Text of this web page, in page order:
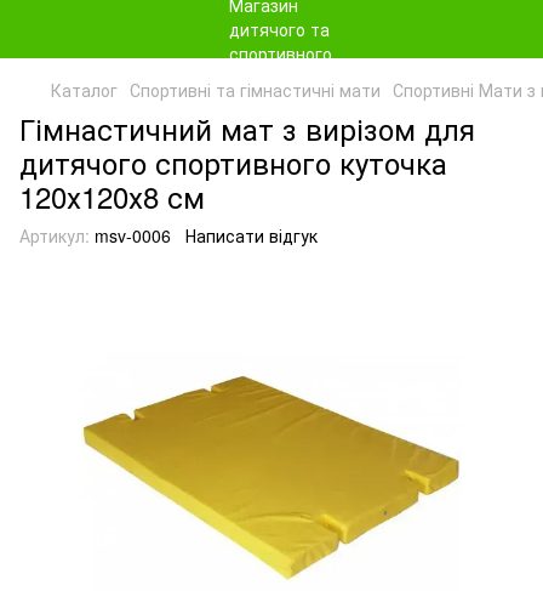
Каталог Спортивні та гімнастичні мати Спортивні Мати з
Гімнастичний мат з вирізом для
дитячого спортивного куточка
120х120х8 см
Артикул: msv-0006 Написати відгук